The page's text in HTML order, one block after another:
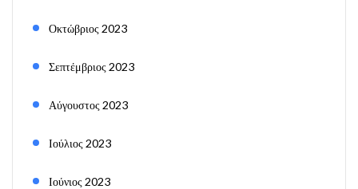
Οκτώβριος 2023
Σεπτέμβριος 2023
Αύγουστος 2023
Ιούλιος 2023
Ιούνιος 2023